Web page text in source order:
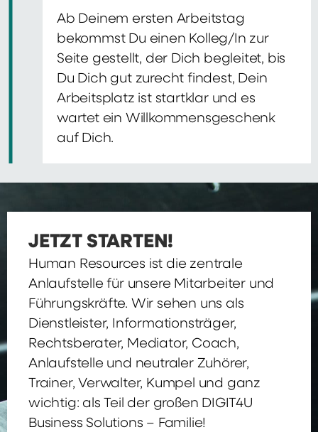
Ab Deinem ersten Arbeitstag
bekommst Du einen Kolleg/In zur
Seite gestellt, der Dich begleitet, bis
Du Dich gut zurecht findest, Dein
Arbeitsplatz ist startklar und es
wartet ein Willkommensgeschenk
auf Dich.
JETZT STARTEN!
Human Resources ist die zentrale
Anlaufstelle für unsere Mitarbeiter und
Führungskräfte. Wir sehen uns als
Dienstleister, Informationsträger,
Rechtsberater, Mediator, Coach,
Anlaufstelle und neutraler Zuhörer,
Trainer, Verwalter, Kumpel und ganz
wichtig: als Teil der großen DIGIT4U
Business Solutions – Familie!